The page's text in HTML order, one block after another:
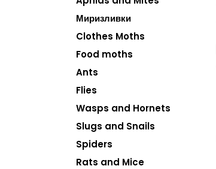
Миризливки
Clothes Moths
Food moths
Ants
Flies
Wasps and Hornets
Slugs and Snails
Spiders
Rats and Mice